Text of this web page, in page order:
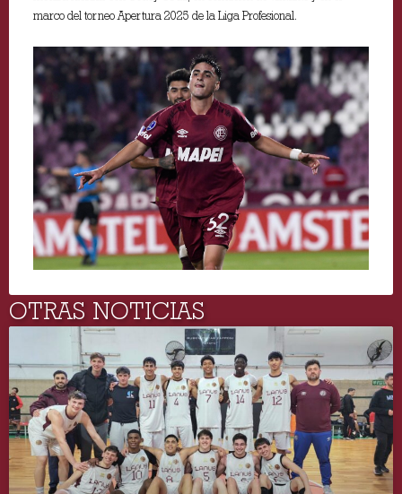
marco del torneo Apertura 2025 de la Liga Profesional.
OTRAS NOTICIAS